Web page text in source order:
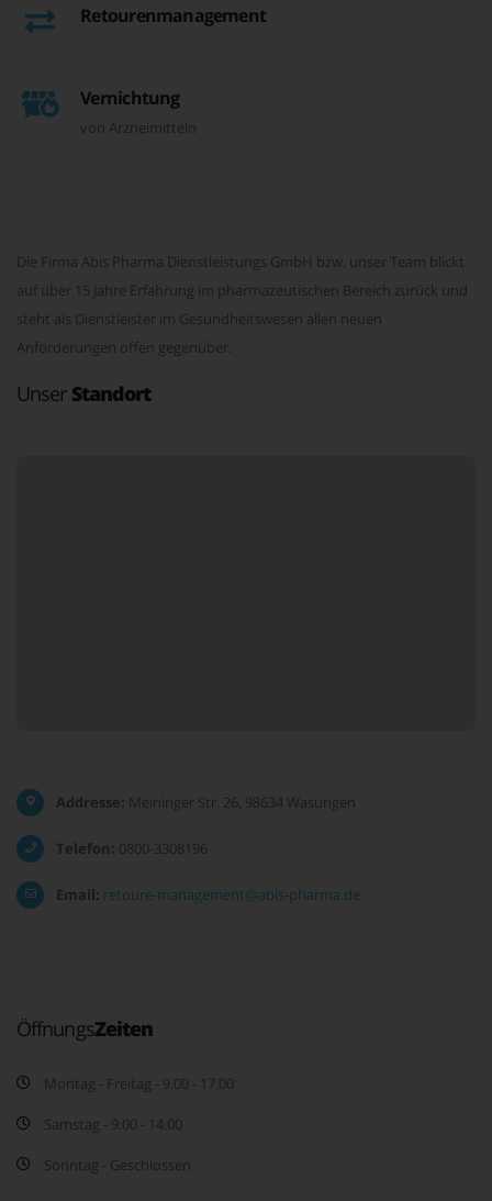
Retourenmanagement
Vernichtung
von Arzneimitteln
Die Firma Abis Pharma Dienstleistungs GmbH bzw. unser Team blickt
auf über 15 Jahre Erfahrung im pharmazeutischen Bereich zurück und
steht als Dienstleister im Gesundheitswesen allen neuen
Anforderungen offen gegenüber.
Unser Standort
Addresse: Meininger Str. 26, 98634 Wasungen
Telefon: 0800-3308196
Email: retoure-management@abis-pharma.de
ÖffnungsZeiten
Montag - Freitag - 9.00 - 17.00
Samstag - 9.00 - 14.00
Sonntag - Geschlossen